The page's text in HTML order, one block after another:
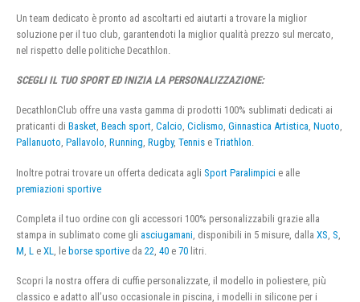
Un team dedicato è pronto ad ascoltarti ed aiutarti a trovare la miglior
soluzione per il tuo club, garantendoti la miglior qualità prezzo sul mercato,
nel rispetto delle politiche Decathlon.
SCEGLI IL TUO SPORT ED INIZIA LA PERSONALIZZAZIONE:
DecathlonClub offre una vasta gamma di prodotti 100% sublimati dedicati ai
praticanti di Basket, Beach sport, Calcio, Ciclismo, Ginnastica Artistica, Nuoto,
Pallanuoto, Pallavolo, Running, Rugby, Tennis e Triathlon.
Inoltre potrai trovare un offerta dedicata agli Sport Paralimpici e alle
premiazioni sportive
Completa il tuo ordine con gli accessori 100% personalizzabili grazie alla
stampa in sublimato come gli asciugamani , disponibili in 5 misure, dalla XS S
M L e XL , le borse sportive da 22 40 e 70 litri.
Scopri la nostra offera di cuffie personalizzate, il modello in poliestere, più
classico e adatto all’uso occasionale in piscina, i modelli in silicone per i